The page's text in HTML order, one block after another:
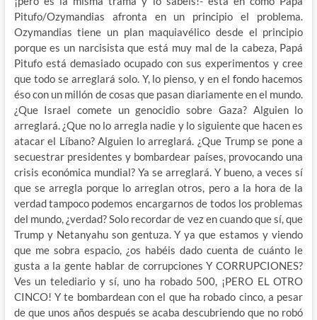
Pitufo/Ozymandias afronta en un principio el problema.
Ozymandias tiene un plan maquiavélico desde el principio
porque es un narcisista que está muy mal de la cabeza, Papá
Pitufo está demasiado ocupado con sus experimentos y cree
que todo se arreglará solo. Y, lo pienso, y en el fondo hacemos
éso con un millón de cosas que pasan diariamente en el mundo.
¿Que Israel comete un genocidio sobre Gaza? Alguien lo
arreglará. ¿Que no lo arregla nadie y lo siguiente que hacen es
atacar el Líbano? Alguien lo arreglará. ¿Que Trump se pone a
secuestrar presidentes y bombardear países, provocando una
crisis económica mundial? Ya se arreglará. Y bueno, a veces sí
que se arregla porque lo arreglan otros, pero a la hora de la
verdad tampoco podemos encargarnos de todos los problemas
del mundo, ¿verdad? Solo recordar de vez en cuando que sí, que
Trump y Netanyahu son gentuza. Y ya que estamos y viendo
que me sobra espacio, ¿os habéis dado cuenta de cuánto le
gusta a la gente hablar de corrupciones Y CORRUPCIONES?
Ves un telediario y sí, uno ha robado 500, ¡PERO EL OTRO
CINCO! Y te bombardean con el que ha robado cinco, a pesar
de que unos años después se acaba descubriendo que no robó